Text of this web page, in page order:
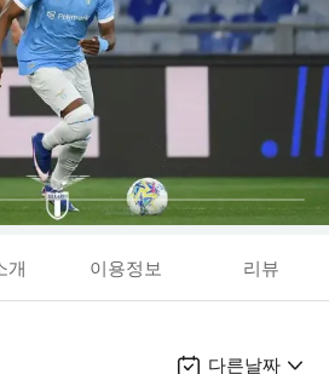
개 이용정보 리뷰
다른날짜